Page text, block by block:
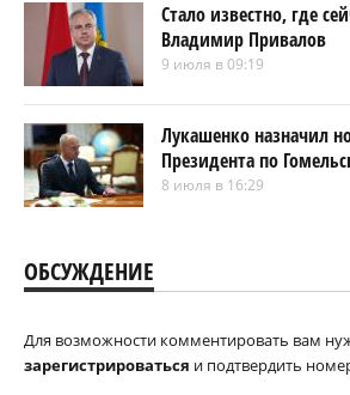
Стало известно, где
Владимир Привалов
9 июля в 09:19
Лукашенко назначил
Президента по
8 июля в 16:29
ОБСУЖДЕНИЕ
Для возможности комментировать вам
зарегистрироваться и подтвердить